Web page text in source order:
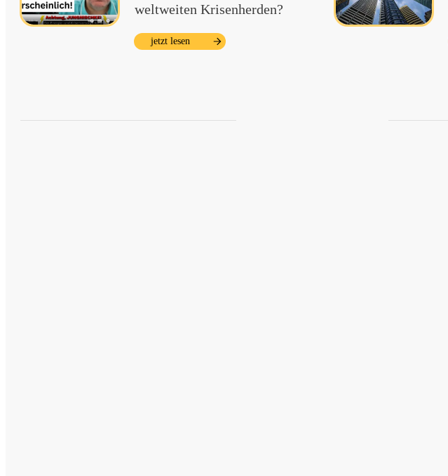
weltweiten Krisenherden?
jetzt lesen